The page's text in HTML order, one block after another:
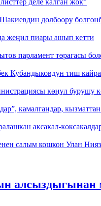
деле калган жок”
долбоору
жеңил пиары ашып кетти
парламент төрагасы
Кубандыковдун тиш
көңүл бурушу
камалгандар,
аксакал-
салым кошкон Улан
алсыздыгынан